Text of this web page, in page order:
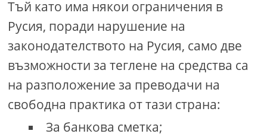
Тъй като има някои ограничения в
Русия, поради нарушение на
законодателството на Русия, само две
възможности за теглене на средства са
на разположение за преводачи на
свободна практика от тази страна:
За банкова сметка;